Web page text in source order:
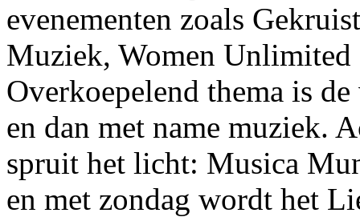
evenementen zoals
Muziek, Women Unlimited
Overkoepelend thema is
en dan met name muziek.
spruit het licht: Musica
en met zondag wordt het